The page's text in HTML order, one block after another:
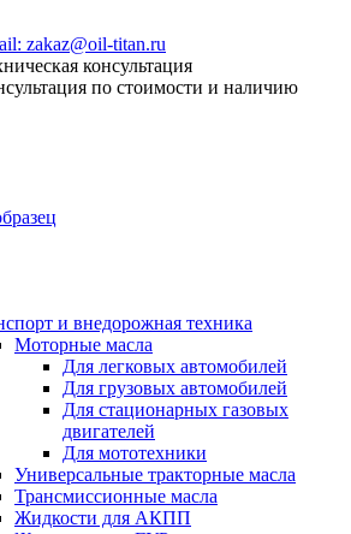
zakaz@oil-titan.ru
консультация
по стоимости и наличию
и внедорожная техника
Моторные масла
Для легковых автомобилей
Для грузовых автомобилей
Для стационарных газовых
двигателей
Для мототехники
Универсальные тракторные масла
Трансмиссионные масла
Жидкости для АКПП